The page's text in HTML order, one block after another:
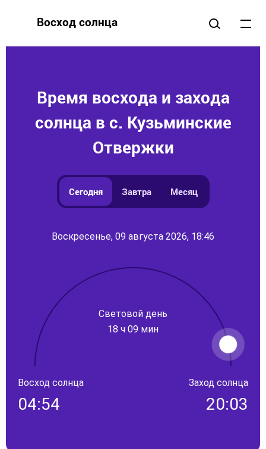
Восход солнца
Время восхода и захода
солнца в с. Кузьминские
Отвержки
Сегодня Завтра Месяц
Воскресенье, 09 августа 2026, 18:46
Световой день
18 ч 09 мин
Восход солнца
04:54
Заход солнца
20:03